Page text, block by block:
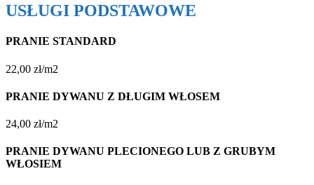
USŁUGI PODSTAWOWE
PRANIE STANDARD
22,00 zł/m2
PRANIE DYWANU Z DŁUGIM WŁOSEM
24,00 zł/m2
PRANIE DYWANU PLECIONEGO LUB Z GRUBYM
WŁOSIEM